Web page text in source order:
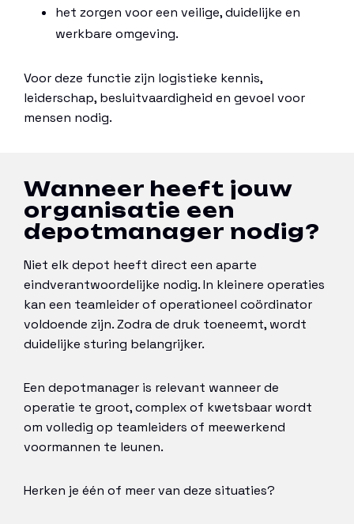
het zorgen voor een veilige, duidelijke en
werkbare omgeving.
Voor deze functie zijn logistieke kennis,
leiderschap, besluitvaardigheid en gevoel voor
mensen nodig.
Wanneer heeft jouw
organisatie een
depotmanager nodig?
Niet elk depot heeft direct een aparte
eindverantwoordelijke nodig. In kleinere operaties
kan een teamleider of operationeel coördinator
voldoende zijn. Zodra de druk toeneemt, wordt
duidelijke sturing belangrijker.
Een depotmanager is relevant wanneer de
operatie te groot, complex of kwetsbaar wordt
om volledig op teamleiders of meewerkend
voormannen te leunen.
Herken je één of meer van deze situaties?